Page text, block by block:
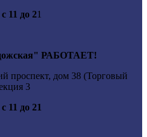
с 11 до 21
РАБОТАЕТ!
проспект, дом 38 (Торговый
3
с 11 до 21